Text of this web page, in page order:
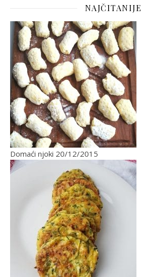
NAJČITANIJE
Domaći njoki 20/12/2015